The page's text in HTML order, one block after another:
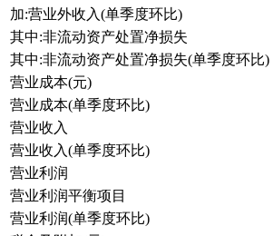
加:营业外收入(单季度环比)
其中:非流动资产处置净损失
其中:非流动资产处置净损失(单季度环比)
营业成本(元)
营业成本(单季度环比)
营业收入
营业收入(单季度环比)
营业利润
营业利润平衡项目
营业利润(单季度环比)